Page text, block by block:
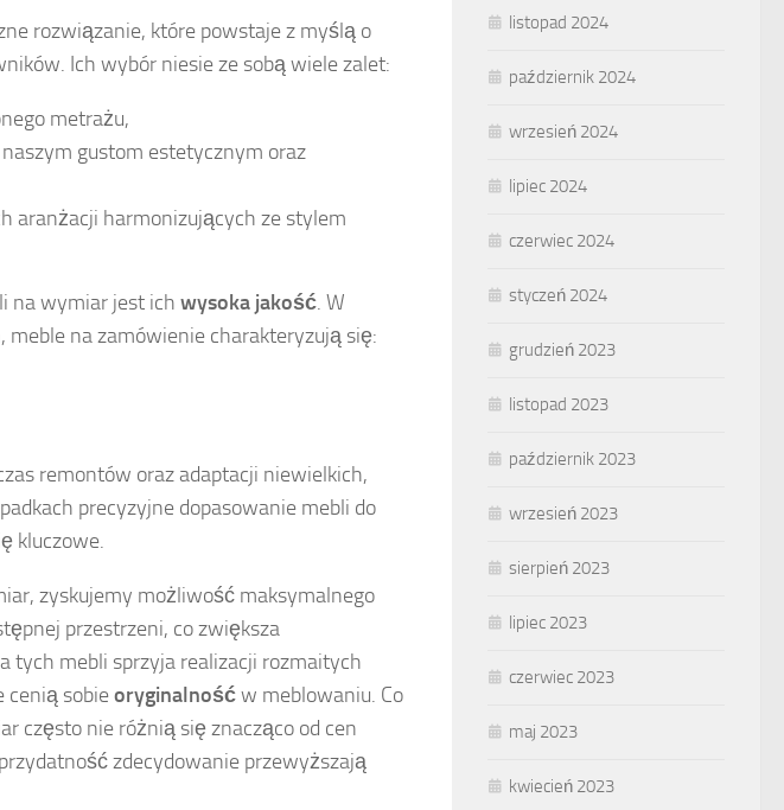
rozwiązanie, które powstaje z myślą o
Ich wybór niesie ze sobą wiele zalet:
metrażu,
gustom estetycznym oraz
aranżacji harmonizujących ze stylem
na wymiar jest ich wysoka jakość. W
meble na zamówienie charakteryzują się:
remontów oraz adaptacji niewielkich,
precyzyjne dopasowanie mebli do
kluczowe.
zyskujemy możliwość maksymalnego
przestrzeni, co zwiększa
tych mebli sprzyja realizacji rozmaitych
cenią sobieoryginalnośćw meblowaniu. Co
często nie różnią się znacząco od cen
zdecydowanie przewyższają
listopad 2024
październik 2024
wrzesień 2024
lipiec 2024
czerwiec 2024
styczeń 2024
grudzień 2023
listopad 2023
październik 2023
wrzesień 2023
sierpień 2023
lipiec 2023
czerwiec 2023
maj 2023
kwiecień 2023